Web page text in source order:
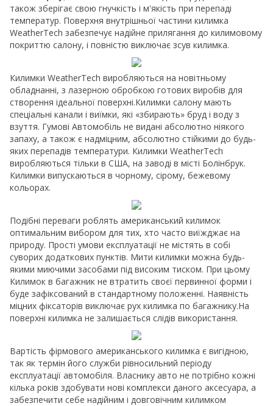
також зберігає свою гнучкість і м'якість при перепаді
температур. Поверхня внутрішньої частини килимка
WeatherTech забезпечує надійне прилягання до килимовому
покриттю салону, і повністю виключає зсув килимка.
Килимки WeatherTech виробляються на новітньому
обладнанні, з лазерною обробкою готових виробів для
створення ідеальної поверхні.Килимки салону мають
спеціальні канали і виїмки, які «збирають» бруд і воду з
взуття. Гумові Автомобіль не видані абсолютно ніякого
запаху, а також є надміцним, абсолютно стійкими до будь-
яких перепадів температури. Килимки WeatherTech
виробляються тільки в США, на заводі в місті Болінбрук.
Килимки випускаються в чорному, сірому, бежевому
кольорах.
Подібні переваги роблять американський килимок
оптимальним вибором для тих, хто часто виїжджає на
природу. Прості умови експлуатації не містять в собі
суворих додаткових пунктів. Мити килимки можна будь-
якими миючими засобами під високим тиском. При цьому
Килимок в багажник не втратить своєї первинної форми і
буде зафіксований в стандартному положенні. Наявність
міцних фіксаторів виключає рух килимка по багажнику.На
поверхні килимка не залишається слідів використання.
Вартість фірмового американського килимка є вигідною,
так як термін його служби рівносильний періоду
експлуатації автомобіля. Власнику авто не потрібно кожні
кілька років здобувати нові комплекси даного аксесуара, а
забезпечити себе надійним і довговічним килимком